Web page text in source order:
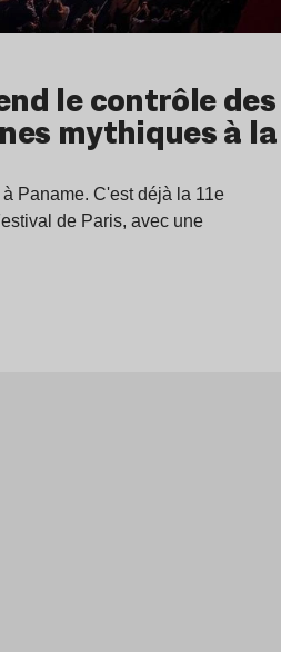
le contrôle des
mythiques à la
Paname. C'est déjà la 11e
de Paris, avec une